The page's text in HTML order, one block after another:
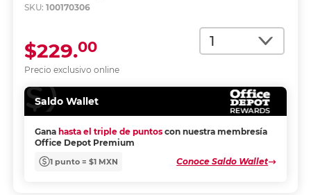
SKU: 100170306
Cantidad
Precio exclusivo online
$229.00
Saldo Wallet
Gana hasta el triple de puntos con nuestra membresía
Office Depot Premium
1 punto = $1 MXN Conoce Saldo Wallet